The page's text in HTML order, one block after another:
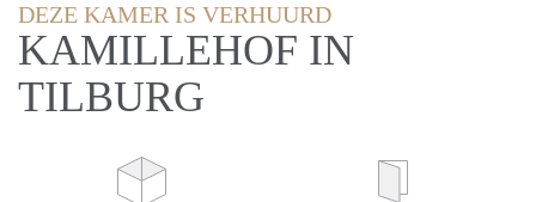
DEZE KAMER IS VERHUURD
KAMILLEHOF IN
TILBURG